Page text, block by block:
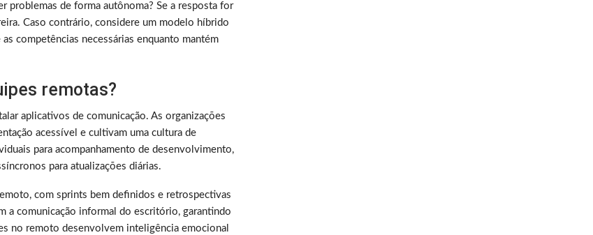
problemas de forma autônoma? Se a resposta for
Caso contrário, considere um modelo híbrido
competências necessárias enquanto mantém
remotas?
aplicativos de comunicação. As organizações
acessível e cultivam uma cultura de
para acompanhamento de desenvolvimento,
para atualizações diárias.
com sprints bem definidos e retrospectivas
a comunicação informal do escritório, garantindo
no remoto desenvolvem inteligência emocional